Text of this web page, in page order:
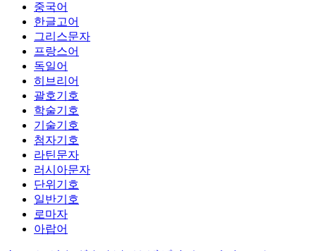
중국어
한글고어
그리스문자
프랑스어
독일어
히브리어
괄호기호
학술기호
기술기호
첨자기호
라틴문자
러시아문자
단위기호
일반기호
로마자
아랍어